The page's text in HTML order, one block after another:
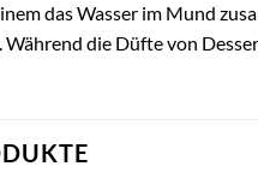
das Wasser im Mund
Während die Düfte von